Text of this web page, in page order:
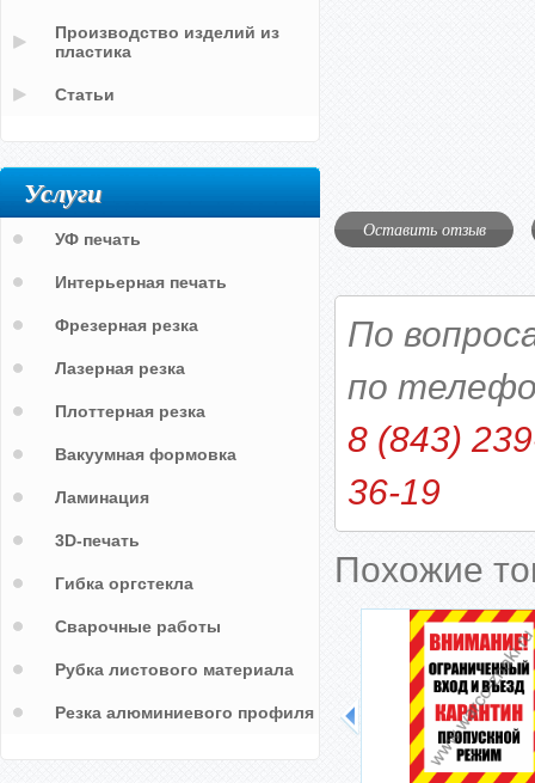
Оставить отзыв
По
по
8 (843)
36-19
Похожие
Производство изделий из
пластика
Статьи
Услуги
УФ печать
Интерьерная печать
Фрезерная резка
Лазерная резка
Плоттерная резка
Вакуумная формовка
Ламинация
3D-печать
Гибка оргстекла
Сварочные работы
Рубка листового материала
Резка алюминиевого профиля